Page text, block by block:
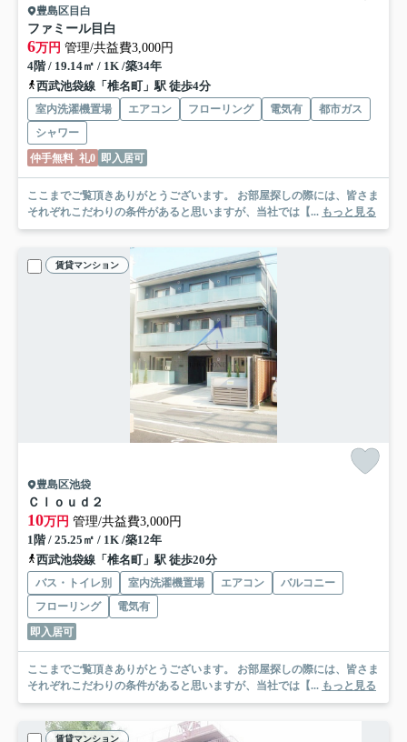
豊島区目白
ファミール目白
6万円 管理/共益費3,000円
4階 / 19.14㎡ / 1K /築34年
西武池袋線「椎名町」駅 徒歩4分
室内洗濯機置場 エアコン フローリング 電気有
都市ガス
シャワー
仲手無料 礼0 即入居可
ここまでご覧頂きありがとうございます。 お部屋探しの際には、皆さま
それぞれこだわりの条件があると思いますが、当社では【... もっと見る
賃貸マンション
豊島区池袋
Ｃｌｏｕｄ２
10万円 管理/共益費3,000円
1階 / 25.25㎡ / 1K /築12年
西武池袋線「椎名町」駅 徒歩20分
バス・トイレ別 室内洗濯機置場 エアコン
バルコニー
フローリング
電気有
即入居可
ここまでご覧頂きありがとうございます。 お部屋探しの際には、皆さま
それぞれこだわりの条件があると思いますが、当社では【... もっと見る
賃貸マンション